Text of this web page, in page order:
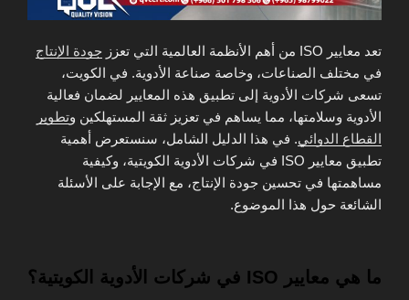
تعد معايير ISO من أهم الأنظمة العالمية التي تعزز
جودة الإنتاج
في مختلف الصناعات، وخاصة صناعة الأدوية. في الكويت،
تسعى شركات الأدوية إلى تطبيق هذه المعايير لضمان فعالية
الأدوية وسلامتها، مما يساهم في تعزيز ثقة المستهلكين وتطوير
القطاع الدوائي. في هذا الدليل الشامل، سنستعرض أهمية
تطبيق معايير ISO في شركات الأدوية الكويتية، وكيفية
مساهمتها في تحسين جودة الإنتاج، مع الإجابة على الأسئلة
الشائعة حول هذا الموضوع.
ما هي معايير ISO في شركات الأدوية الكويتية؟